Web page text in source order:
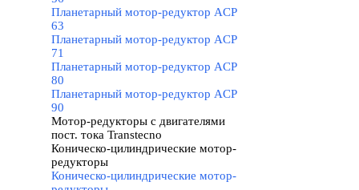
Планетарный мотор-редуктор ACP
63
Планетарный мотор-редуктор ACP
71
Планетарный мотор-редуктор ACP
80
Планетарный мотор-редуктор ACP
90
Мотор-редукторы с двигателями
пост. тока Transtecno
Коническо-цилиндрические мотор-
редукторы
Коническо-цилиндрические мотор-